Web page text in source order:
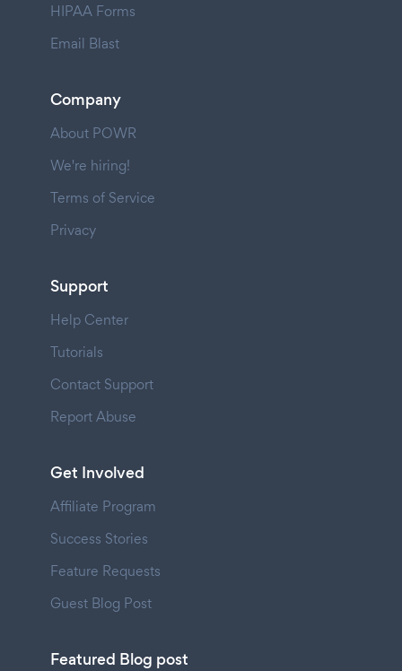
HIPAA Forms
Email Blast
Company
About POWR
We're hiring!
Terms of Service
Privacy
Support
Help Center
Tutorials
Contact Support
Report Abuse
Get Involved
Affiliate Program
Success Stories
Feature Requests
Guest Blog Post
Featured Blog post